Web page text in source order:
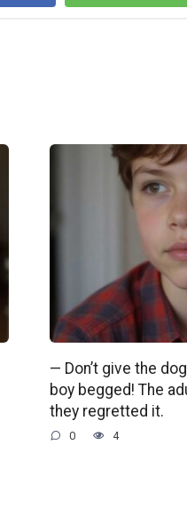
— Don’t give the
boy begged! The
they regretted it.
0 4